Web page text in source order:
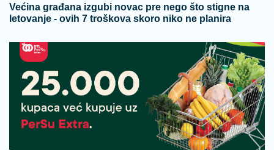
Većina građana izgubi novac pre nego što stigne na
letovanje - ovih 7 troškova skoro niko ne planira